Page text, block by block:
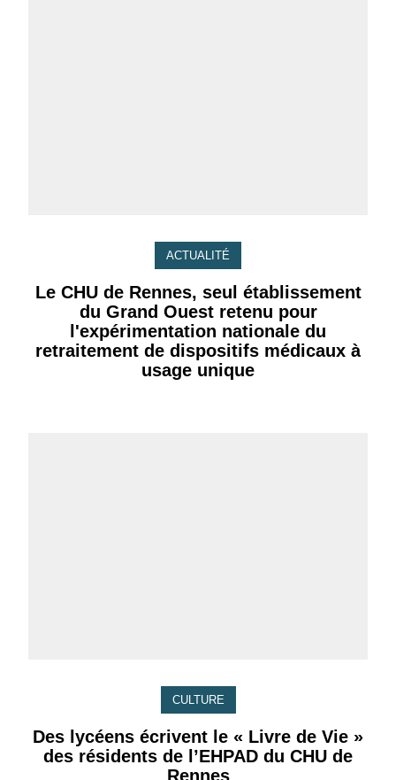
ACTUALITÉ
Le CHU de Rennes, seul établissement
du Grand Ouest retenu pour
l'expérimentation nationale du
retraitement de dispositifs médicaux à
usage unique
CULTURE
Des lycéens écrivent le « Livre de Vie »
des résidents de l’EHPAD du CHU de
Rennes